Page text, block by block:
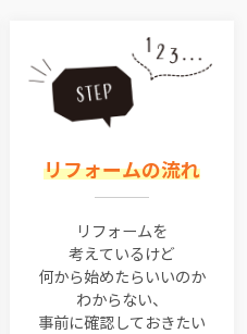
リフォームの流れ
リフォームを
考えているけど
何から始めたらいいのか
わからない、
事前に確認しておきたい